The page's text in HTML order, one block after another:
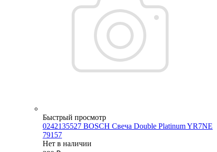
Быстрый просмотр
0242135527 BOSСH Свеча Double Platinum YR7NE
79157
Нет в наличии